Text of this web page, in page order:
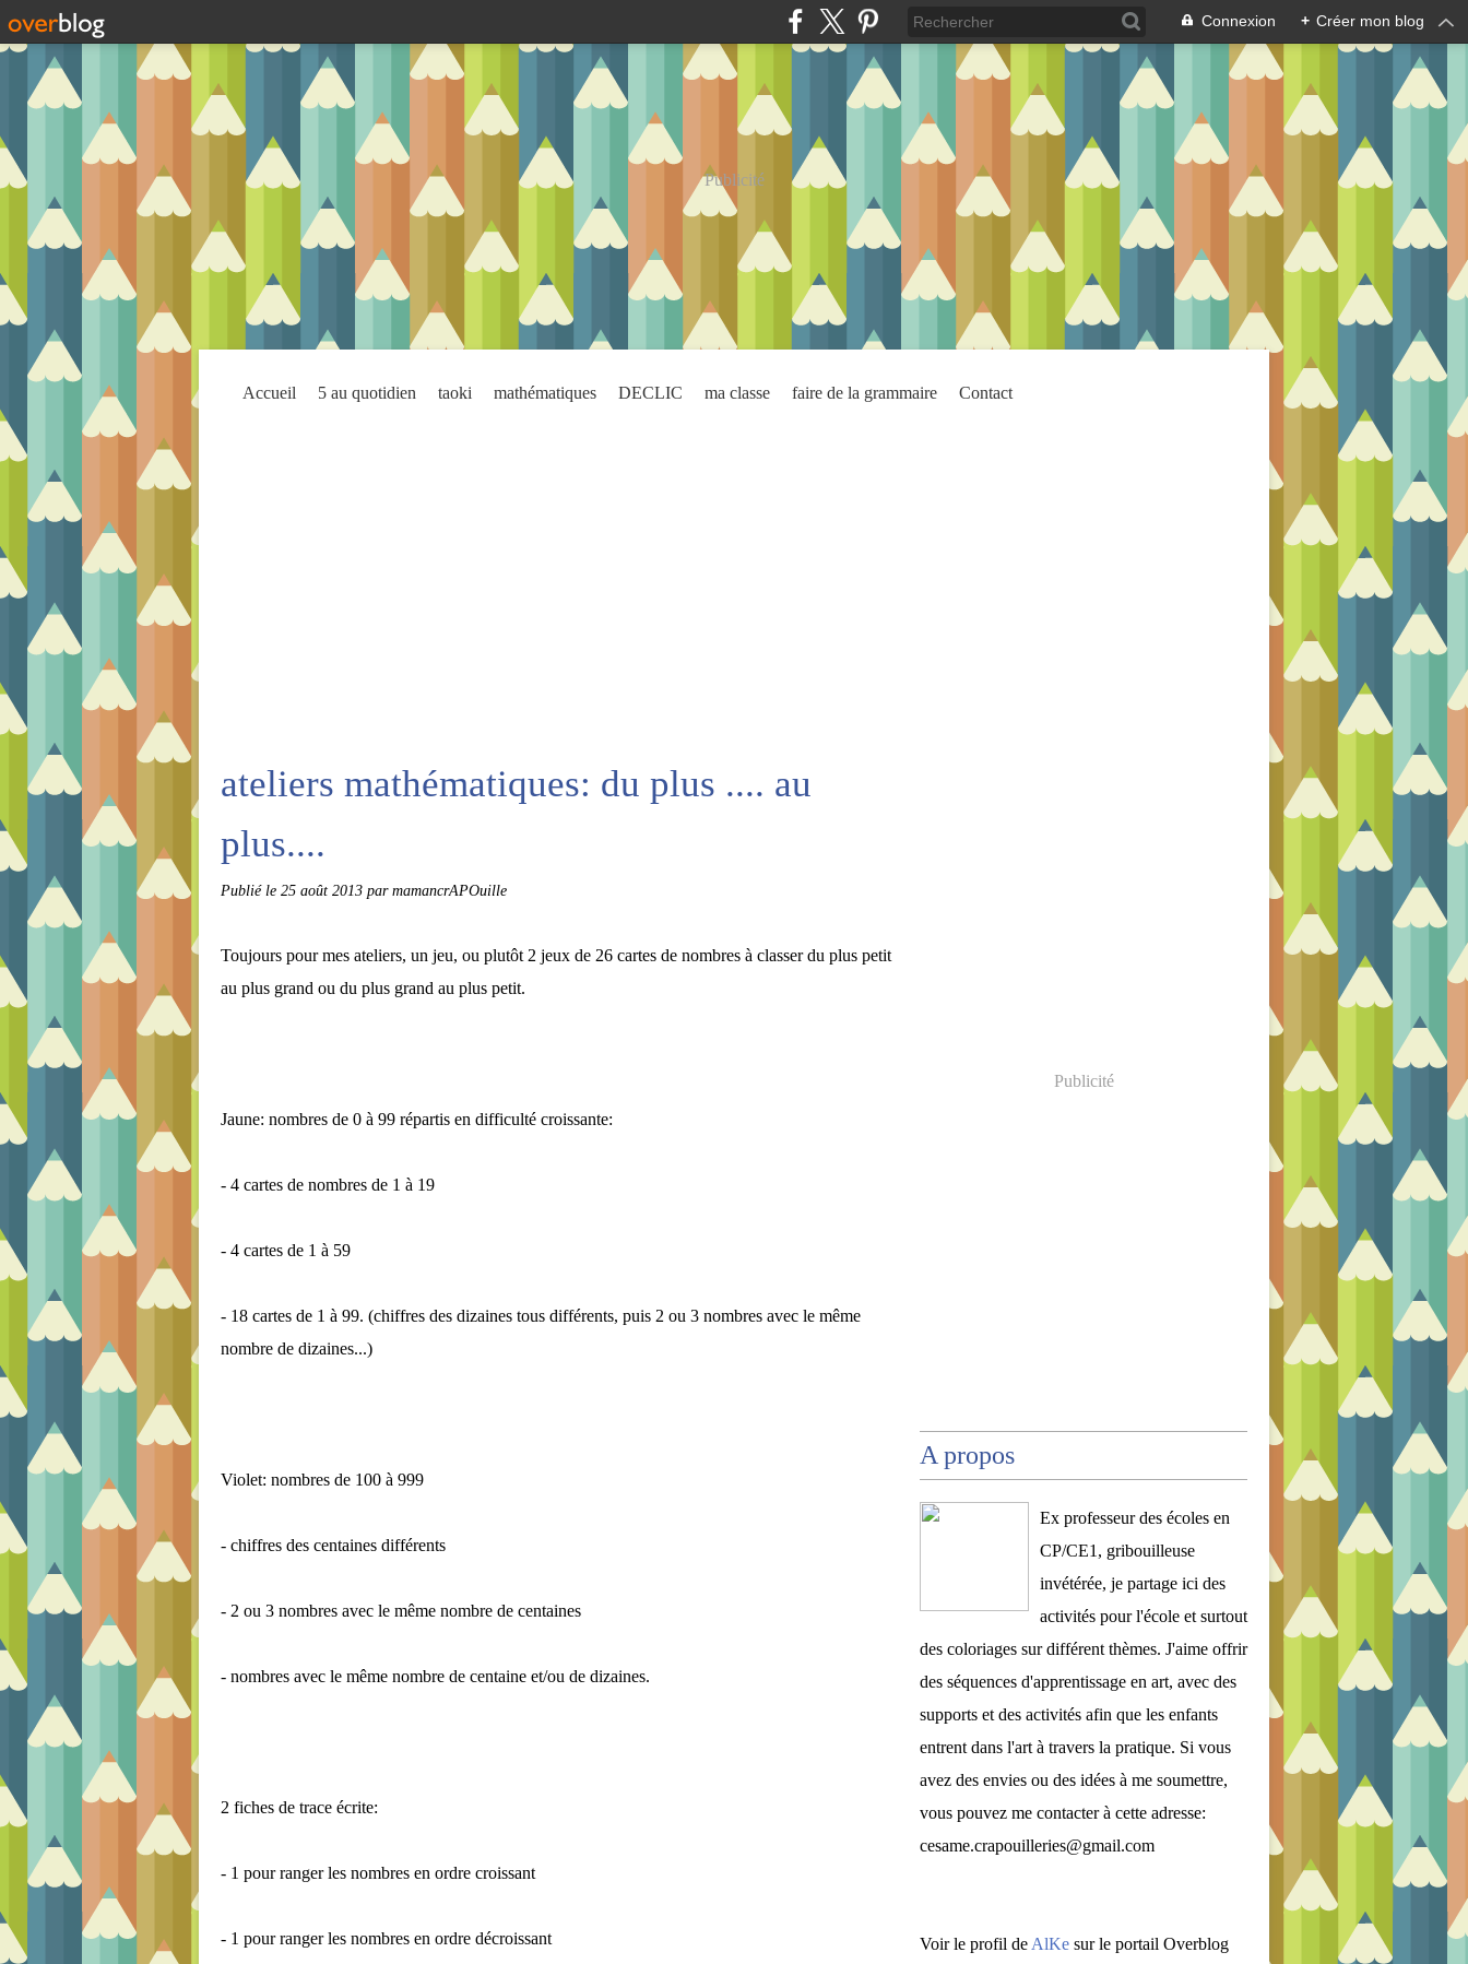
Connexion + Créer mon blog
Publicité
Accueil 5 au quotidien taoki mathématiques DECLIC ma classe faire de la grammaire Contact
ateliers mathématiques: du plus .... au
plus....
Publié le 25 août 2013 par mamancrAPOuille
Toujours pour mes ateliers, un jeu, ou plutôt 2 jeux de 26 cartes de nombres à classer du plus petit
au plus grand ou du plus grand au plus petit.
Jaune: nombres de 0 à 99 répartis en difficulté croissante:
- 4 cartes de nombres de 1 à 19
- 4 cartes de 1 à 59
- 18 cartes de 1 à 99. (chiffres des dizaines tous différents, puis 2 ou 3 nombres avec le même
nombre de dizaines...)
Violet: nombres de 100 à 999
- chiffres des centaines différents
- 2 ou 3 nombres avec le même nombre de centaines
- nombres avec le même nombre de centaine et/ou de dizaines.
2 fiches de trace écrite:
- 1 pour ranger les nombres en ordre croissant
- 1 pour ranger les nombres en ordre décroissant
Publicité
A propos
Ex professeur des écoles en
CP/CE1, gribouilleuse
invétérée, je partage ici des
activités pour l'école et surtout
des coloriages sur différent thèmes. J'aime offrir
des séquences d'apprentissage en art, avec des
supports et des activités afin que les enfants
entrent dans l'art à travers la pratique. Si vous
avez des envies ou des idées à me soumettre,
vous pouvez me contacter à cette adresse:
cesame.crapouilleries@gmail.com
Voir le profil de AlKe sur le portail Overblog